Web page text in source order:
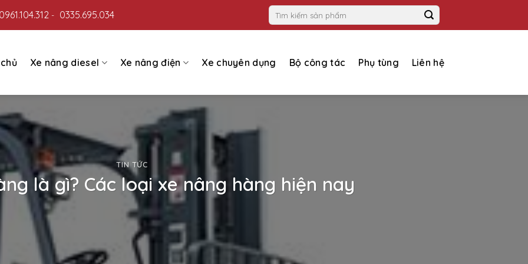
0961.104.312 - 0335.695.034
Tìm
kiếm:
Xe nâng diesel Xe nâng điện Xe chuyên dụng Bộ công tác Phụ tùng Liên hệ
TIN TỨC
là gì? Các loại xe nâng hàng hiện nay